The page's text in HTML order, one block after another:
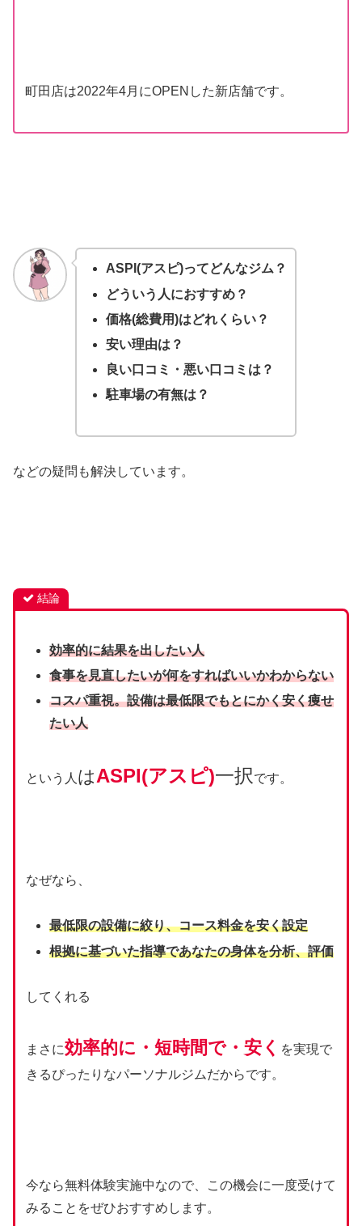
町田店は2022年4月にOPENした新店舗です。
ASPI(アスピ)ってどんなジム？
どういう人におすすめ？
価格(総費用)はどれくらい？
安い理由は？
良い口コミ・悪い口コミは？
駐車場の有無は？
などの疑問も解決しています。
結論
効率的に結果を出したい人
食事を見直したいが何をすればいいかわからない
コスパ重視。設備は最低限でもとにかく安く痩せ
たい人
という人 はASPI(アスピ)一択です。
なぜなら、
最低限の設備に絞り、コース料金を安く設定
根拠に基づいた指導であなたの身体を分析、評価
してくれる
まさに効率的に・短時間で・安く を実現で
きるぴったりなパーソナルジムだからです。
今なら無料体験実施中なので、この機会に一度受けて
みることをぜひおすすめします。